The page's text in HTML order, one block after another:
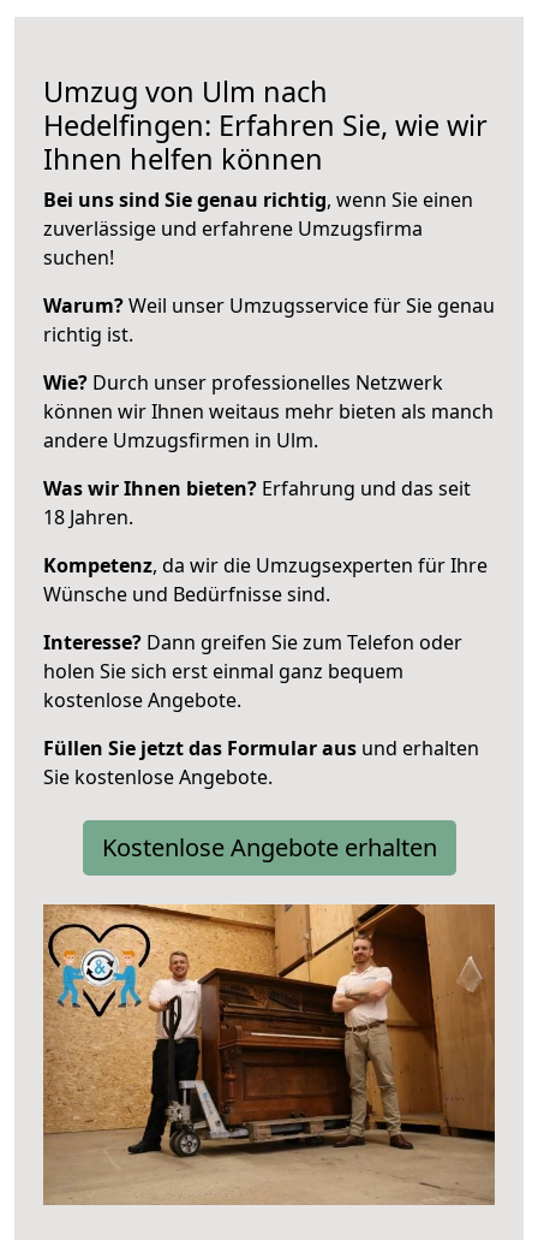
Umzug von Ulm nach
Hedelfingen: Erfahren Sie, wie wir
Ihnen helfen können
Bei uns sind Sie genau richtig, wenn Sie einen
zuverlässige und erfahrene Umzugsfirma
suchen!
Warum?Weil unser Umzugsservice für Sie genau
richtig ist.
Wie? Durch unser professionelles Netzwerk
können wir Ihnen weitaus mehr bieten als manch
andere Umzugsfirmen in Ulm.
Was wir Ihnen bieten? Erfahrung und das seit
18 Jahren.
Kompetenz, da wir die Umzugsexperten für Ihre
Wünsche und Bedürfnisse sind.
Interesse? Dann greifen Sie zum Telefon oder
holen Sie sich erst einmal ganz bequem
kostenlose Angebote.
Füllen Sie jetzt das Formular aus und erhalten
Sie kostenlose Angebote.
Kostenlose Angebote erhalten